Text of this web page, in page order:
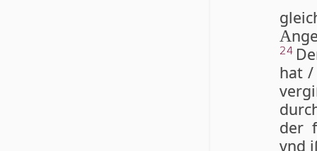
A
24
hat /
der
vnd